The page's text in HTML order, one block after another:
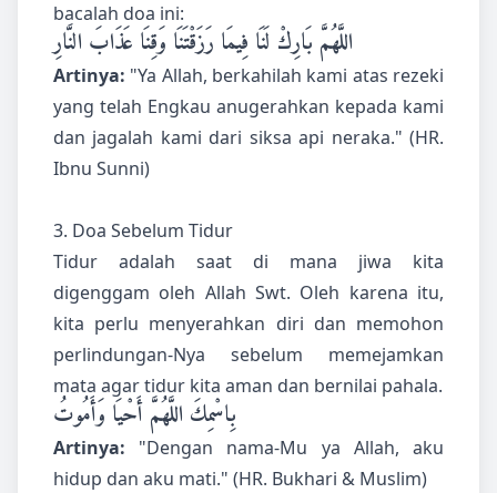
bacalah doa ini:
اللَّهُمَّ بَارِكْ لَنَا فِيمَا رَزَقْتَنَا وَقِنَا عَذَابَ النَّارِ
Artinya: "Ya Allah, berkahilah kami atas rezeki
yang telah Engkau anugerahkan kepada kami
dan jagalah kami dari siksa api neraka." (HR.
Ibnu Sunni)
3. Doa Sebelum Tidur
Tidur adalah saat di mana jiwa kita
digenggam oleh Allah Swt. Oleh karena itu,
kita perlu menyerahkan diri dan memohon
perlindungan-Nya sebelum memejamkan
mata agar tidur kita aman dan bernilai pahala.
بِاسْمِكَ اللَّهُمَّ أَحْيَا وَأَمُوتُ
Artinya: "Dengan nama-Mu ya Allah, aku
hidup dan aku mati." (HR. Bukhari & Muslim)